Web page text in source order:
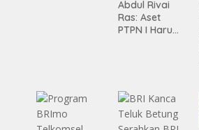
Abdul Rivai
Ras: Aset
PTPN I Harus